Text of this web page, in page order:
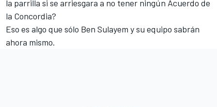
la parrilla si se arriesgara a no tener ningún Acuerdo de
la Concordia?
Eso es algo que sólo Ben Sulayem y su equipo sabrán
ahora mismo.